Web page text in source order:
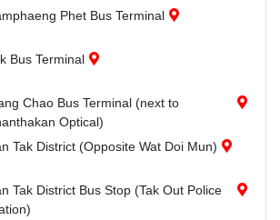
Phet Bus Terminal
Bus Terminal
Chao Bus Terminal (next to
Optical)
Tak District (Opposite Wat Doi Mun)
Tak District Bus Stop (Tak Out Police